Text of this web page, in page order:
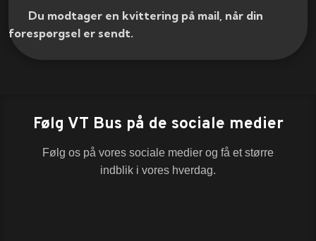
​ Du modtager en kvittering på mail, når din
forespørgsel er sendt.​
Følg VT Bus på de sociale medier
Følg os på vores sociale medier og få et større
indblik i vores hverdag.